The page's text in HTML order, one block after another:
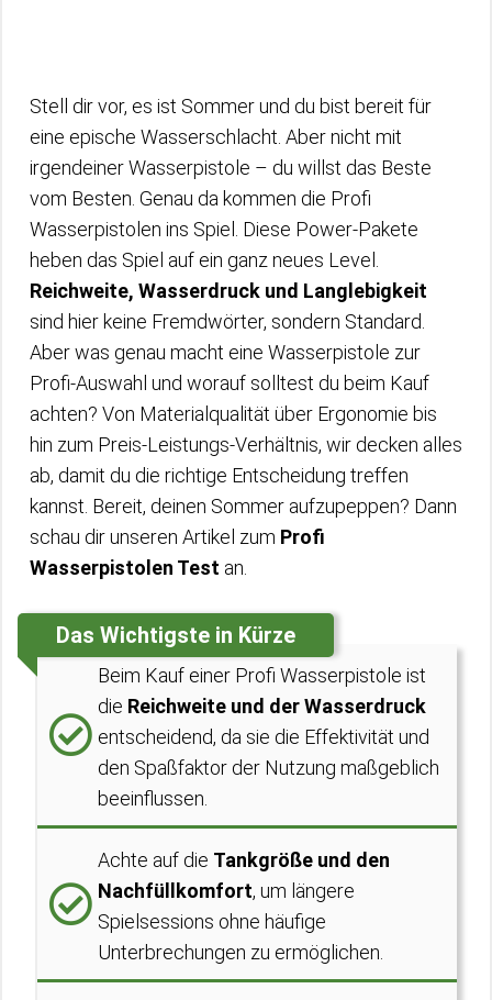
Stell dir vor, es ist Sommer und du bist bereit für
eine epische Wasserschlacht. Aber nicht mit
irgendeiner Wasserpistole – du willst das Beste
vom Besten. Genau da kommen die Profi
Wasserpistolen ins Spiel. Diese Power-Pakete
heben das Spiel auf ein ganz neues Level.
Reichweite, Wasserdruck und Langlebigkeit
sind hier keine Fremdwörter, sondern Standard.
Aber was genau macht eine Wasserpistole zur
Profi-Auswahl und worauf solltest du beim Kauf
achten? Von Materialqualität über Ergonomie bis
hin zum Preis-Leistungs-Verhältnis, wir decken alles
ab, damit du die richtige Entscheidung treffen
kannst. Bereit, deinen Sommer aufzupeppen? Dann
schau dir unseren Artikel zum Profi
Wasserpistolen Test an.
Das Wichtigste in Kürze
Beim Kauf einer Profi Wasserpistole ist
die Reichweite und der Wasserdruck
entscheidend, da sie die Effektivität und
den Spaßfaktor der Nutzung maßgeblich
beeinflussen.
Achte auf die Tankgröße und den
Nachfüllkomfort, um längere
Spielsessions ohne häufige
Unterbrechungen zu ermöglichen.